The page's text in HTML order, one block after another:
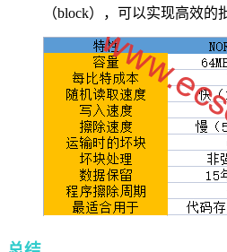
（block），可以实现高效